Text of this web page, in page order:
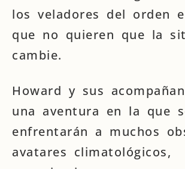
los veladores del orden
que no quieren que la
cambie.
Howard y sus
una aventura en la que
enfrentarán a muchos
avatares climatológicos,